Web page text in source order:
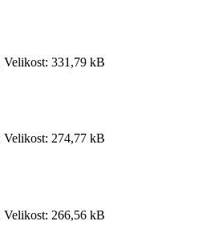
Velikost: 331,79 kB
Velikost: 274,77 kB
Velikost: 266,56 kB